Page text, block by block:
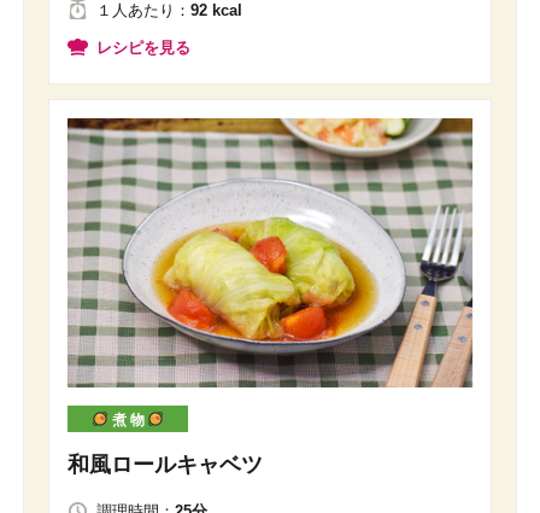
１人あたり ： 92 kcal
レシピを見る
煮 物
和風ロールキャベツ